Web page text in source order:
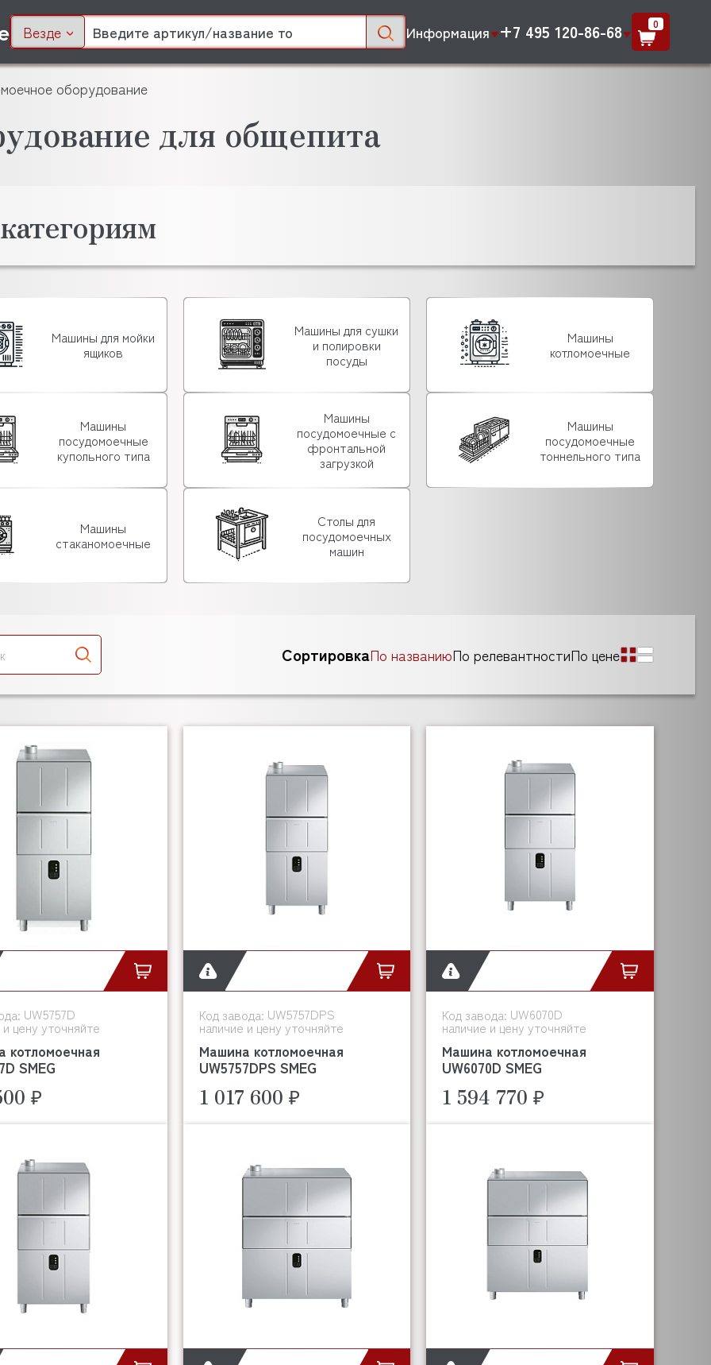
Везде Информация +7 495 120-86-68 0
оборудование
для общепита
Машины для мойки
ящиков
Машины для сушки
и полировки
посуды
Машины
котломоечные
Машины
посудомоечные
купольного типа
Машины
посудомоечные с
фронтальной
загрузкой
Машины
посудомоечные
тоннельного типа
Машины
стаканомоечные
Столы для
посудомоечных
машин
СортировкаПо названиюПо релевантностиПо цене
UW5757D
цену уточняйте
котломоечная
SMEG
₽
Код завода: UW5757DPS
наличие и цену уточняйте
Машина котломоечная
UW5757DPS SMEG
1 017 600 ₽
Код завода: UW6070D
наличие и цену уточняйте
Машина котломоечная
UW6070D SMEG
1 594 770 ₽